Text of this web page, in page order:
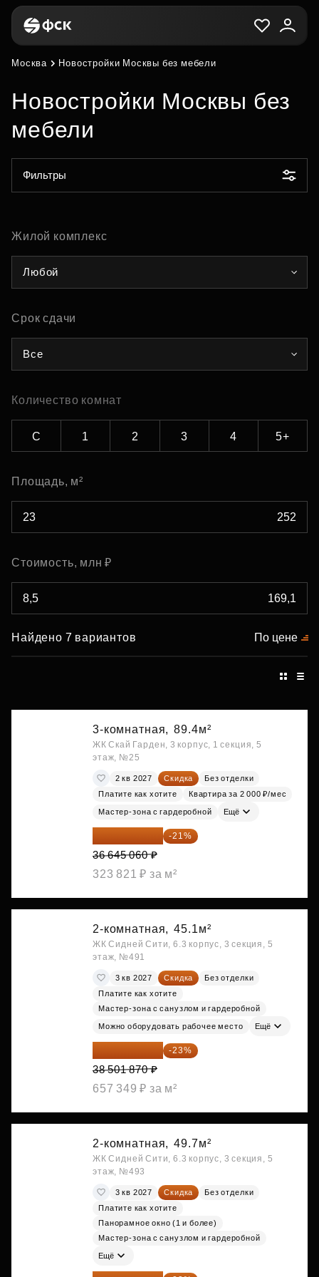
Москва Новостройки Москвы без мебели
Новостройки Москвы без
мебели
Фильтры
Жилой комплекс
Любой
Срок сдачи
Все
Количество комнат
С 1 2 3 4 5+
Площадь, м²
Стоимость, млн ₽
Найдено 7 вариантов По цене
3-комнатная, 89.4м²
ЖК Скай Гарден, 3 корпус, 1 секция, 5
этаж, №25
2 кв 2027 Скидка
Без отделки
Платите как хотите
Квартира за 2 000 ₽/мес
Мастер-зона с гардеробной Ещё
28 949 597 ₽ -21%
36 645 060 ₽
323 821 ₽ за м²
2-комнатная, 45.1м²
ЖК Сидней Сити, 6.3 корпус, 3 секция, 5
этаж, №491
3 кв 2027 Скидка
Без отделки
Платите как хотите
Мастер-зона с санузлом и гардеробной
Можно оборудовать рабочее место Ещё
29 646 440 ₽ -23%
38 501 870 ₽
657 349 ₽ за м²
2-комнатная, 49.7м²
ЖК Сидней Сити, 6.3 корпус, 3 секция, 5
этаж, №493
3 кв 2027 Скидка
Без отделки
Платите как хотите
Панорамное окно (1 и более)
Мастер-зона с санузлом и гардеробной
Ещё